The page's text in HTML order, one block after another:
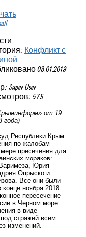
Конфликт с
08.01.2019
Super User
575
от 19
года)
Республики Крым
по жалобам
пресечения для
моряков:
Юрия
Опрыско и
Все они были
конце ноября 2018
пересечение
в Черном море.
в виде
стражей всем
изменений.